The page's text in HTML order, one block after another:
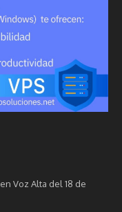
Voz Alta del 18 de